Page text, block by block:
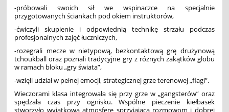
-próbowali swoich sił
we wspinaczce na specjalnie
przygotowanych ściankach pod okiem instruktorów,
-ćwiczyli skupienie
i odpowiednią technikę strzału podczas
profesjonalnych zajęć łuczniczych,
-rozegrali mecze w nietypową, bezkontaktową grę drużynową
tchoukball oraz poznali tradycyjne gry z różnych zakątków globu
w ramach bloku „gry świata”,
-wzięli udziałw pełnej emocji, strategicznej grze terenowej „flagi”.
Wieczorami klasa integrowała się przy grze w „gangsterów” oraz
spędzała czas przy ognisku. Wspólne pieczenie kiełbasek
stworzyło wyjątkową atmosferę sprzyjającą rozmowom i dobrej